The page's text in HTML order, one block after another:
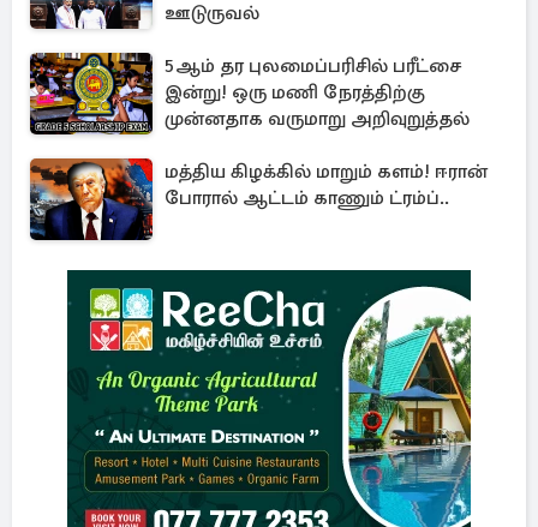
ஊடுருவல்
5ஆம் தர புலமைப்பரிசில் பரீட்சை
இன்று! ஒரு மணி நேரத்திற்கு
முன்னதாக வருமாறு அறிவுறுத்தல்
மத்திய கிழக்கில் மாறும் களம்! ஈரான்
போரால் ஆட்டம் காணும் ட்ரம்ப்..